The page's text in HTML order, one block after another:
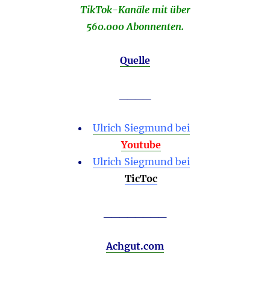
TikTok-Kanäle mit über
560.000 Abonnenten.
Quelle
Ulrich Siegmund bei
Youtube
Ulrich Siegmund bei
TicToc
Achgut.com